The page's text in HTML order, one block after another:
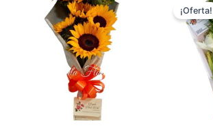
¡Oferta!